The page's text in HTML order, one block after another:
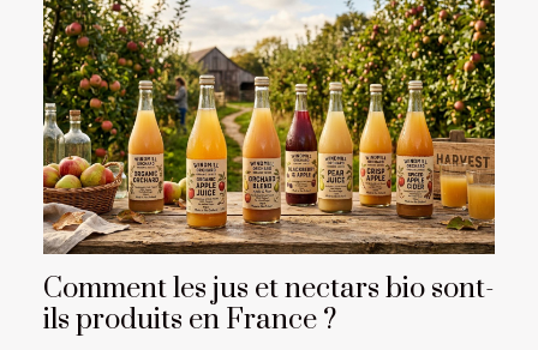
Comment les jus et nectars bio sont-
ils produits en France ?